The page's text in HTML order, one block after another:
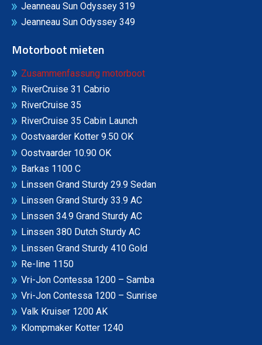
Jeanneau Sun Odyssey 319
Jeanneau Sun Odyssey 349
Motorboot mieten
Zusammenfassung motorboot
RiverCruise 31 Cabrio
RiverCruise 35
RiverCruise 35 Cabin Launch
Oostvaarder Kotter 9.50 OK
Oostvaarder 10.90 OK
Barkas 1100 C
Linssen Grand Sturdy 29.9 Sedan
Linssen Grand Sturdy 33.9 AC
Linssen 34.9 Grand Sturdy AC
Linssen 380 Dutch Sturdy AC
Linssen Grand Sturdy 410 Gold
Re-line 1150
Vri-Jon Contessa 1200 – Samba
Vri-Jon Contessa 1200 – Sunrise
Valk Kruiser 1200 AK
Klompmaker Kotter 1240